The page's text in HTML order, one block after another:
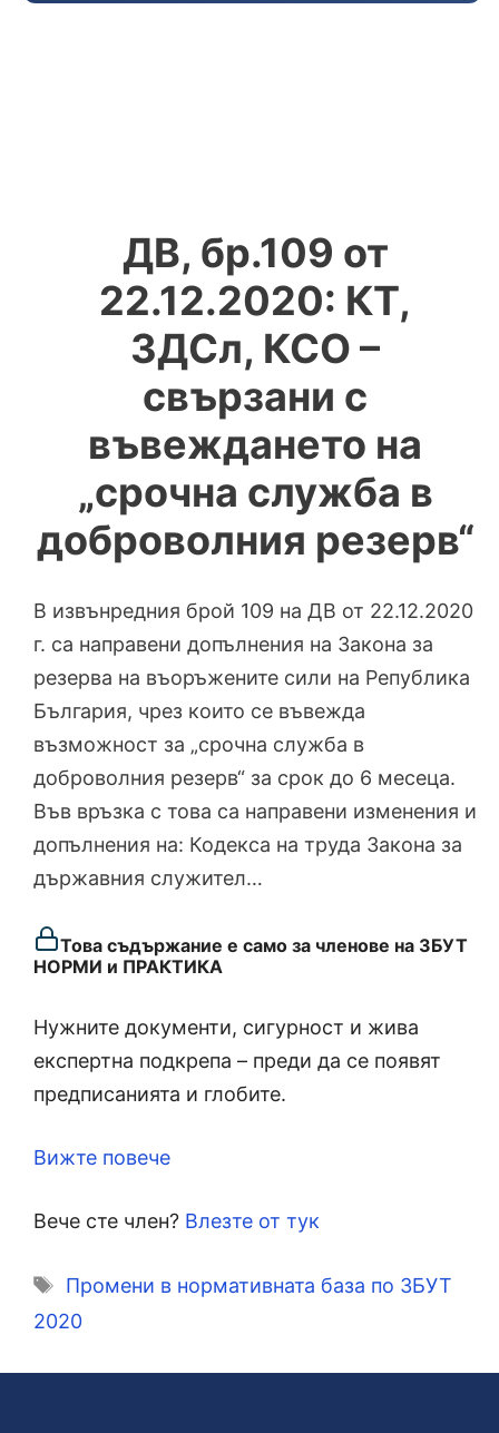
ДВ, бр.109 от
22.12.2020: КТ,
ЗДСл, КСО –
свързани с
въвеждането на
„срочна служба в
доброволния резерв“
В извънредния брой 109 на ДВ от 22.12.2020
г. са направени допълнения на Закона за
резерва на въоръжените сили на Република
България, чрез които се въвежда
възможност за „срочна служба в
доброволния резерв“ за срок до 6 месеца.
Във връзка с това са направени изменения и
допълнения на: Кодекса на труда Закона за
държавния служител…
Това съдържание е само за членове на ЗБУТ
НОРМИ и ПРАКТИКА
Нужните документи, сигурност и жива
експертна подкрепа – преди да се появят
предписанията и глобите.
Вижте повече
Вече сте член? Влезте от тук
Етикети
Промени в нормативната база по ЗБУТ
2020